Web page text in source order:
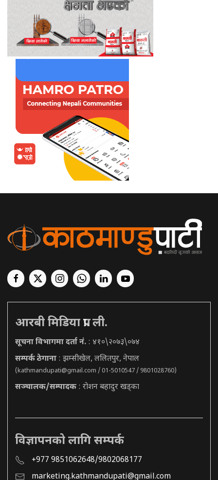
आरबी मिडिया प्रा. ली.
सूचना विभागमा दर्ता नं. : ४१०\२०७३\०७४
सम्पर्क ठेगाना : झम्सीखेल, ललितपुर, नेपाल
(kathmandupati@gmail.com / 01-5010547 / 9801028760)
सञ्चालक/सम्पादक : रोशन बहादुर खड्का
विज्ञापनको लागि सम्पर्क
+977 9851062648/9802068177
marketing.kathmandupati@gmail.com